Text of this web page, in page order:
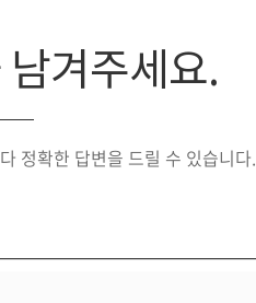
겨주세요.
정확한 답변을 드릴 수 있습니다.